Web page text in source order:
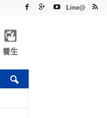
Line@
養生